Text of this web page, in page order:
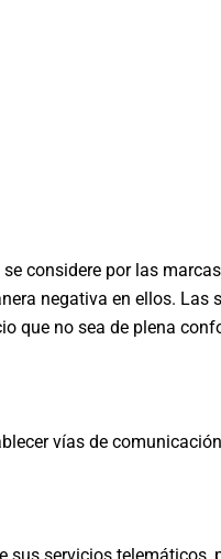
considere por las
negativa en ellos.
que no sea de plena
vías de